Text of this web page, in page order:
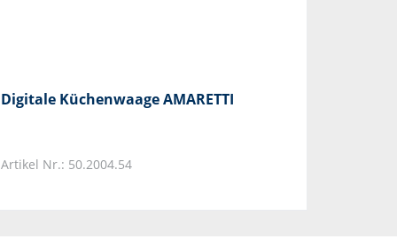
Digitale Küchenwaage AMARETTI
Artikel Nr.: 50.2004.54